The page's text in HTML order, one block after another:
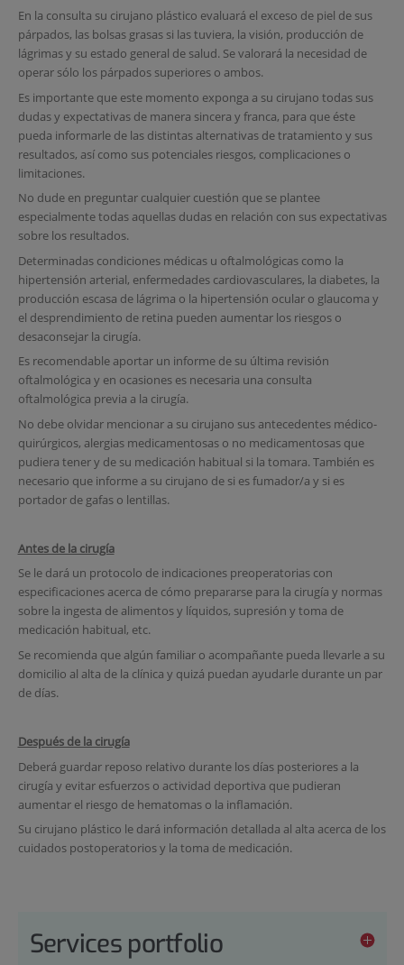
En la consulta su cirujano plástico evaluará el exceso de piel de sus
párpados, las bolsas grasas si las tuviera, la visión, producción de
lágrimas y su estado general de salud. Se valorará la necesidad de
operar sólo los párpados superiores o ambos.
Es importante que este momento exponga a su cirujano todas sus
dudas y expectativas de manera sincera y franca, para que éste
pueda informarle de las distintas alternativas de tratamiento y sus
resultados, así como sus potenciales riesgos, complicaciones o
limitaciones.
No dude en preguntar cualquier cuestión que se plantee
especialmente todas aquellas dudas en relación con sus expectativas
sobre los resultados.
Determinadas condiciones médicas u oftalmológicas como la
hipertensión arterial, enfermedades cardiovasculares, la diabetes, la
producción escasa de lágrima o la hipertensión ocular o glaucoma y
el desprendimiento de retina pueden aumentar los riesgos o
desaconsejar la cirugía.
Es recomendable aportar un informe de su última revisión
oftalmológica y en ocasiones es necesaria una consulta
oftalmológica previa a la cirugía.
No debe olvidar mencionar a su cirujano sus antecedentes médico-
quirúrgicos, alergias medicamentosas o no medicamentosas que
pudiera tener y de su medicación habitual si la tomara. También es
necesario que informe a su cirujano de si es fumador/a y si es
portador de gafas o lentillas.
Antes de la cirugía
Se le dará un protocolo de indicaciones preoperatorias con
especificaciones acerca de cómo prepararse para la cirugía y normas
sobre la ingesta de alimentos y líquidos, supresión y toma de
medicación habitual, etc.
Se recomienda que algún familiar o acompañante pueda llevarle a su
domicilio al alta de la clínica y quizá puedan ayudarle durante un par
de días.
Después de la cirugía
Deberá guardar reposo relativo durante los días posteriores a la
cirugía y evitar esfuerzos o actividad deportiva que pudieran
aumentar el riesgo de hematomas o la inflamación.
Su cirujano plástico le dará información detallada al alta acerca de los
cuidados postoperatorios y la toma de medicación.
Services portfolio